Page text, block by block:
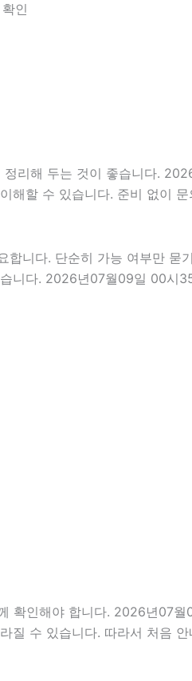
인
리해 두는 것이 좋습니다.
할 수 있습니다. 준비 없이
니다. 단순히 가능 여부만
니다. 2026년07월09일 00시
확인해야 합니다. 2026년07
수 있습니다. 따라서 처음